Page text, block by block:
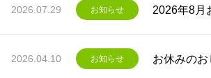
2026.07.29 お知らせ 2026年8月
2026.04.10 お知らせ お休みのお